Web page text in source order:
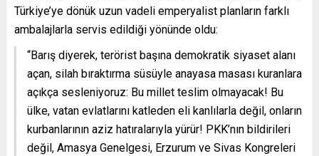
Türkiye’ye dönük uzun vadeli emperyalist planların farklı
ambalajlarla servis edildiği yönünde oldu:
“Barış diyerek, terörist başına demokratik siyaset alanı
açan, silah bıraktırma süsüyle anayasa masası kuranlara
açıkça sesleniyoruz: Bu millet teslim olmayacak! Bu
ülke, vatan evlatlarını katleden eli kanlılarla değil, onların
kurbanlarının aziz hatıralarıyla yürür! PKK’nın bildirileri
değil, Amasya Genelgesi, Erzurum ve Sivas Kongreleri